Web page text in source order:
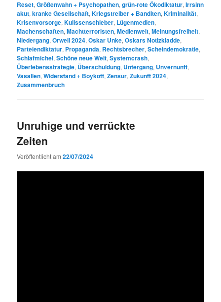
Reset,Größenwahn + Psychopathen,grün-rote Ökodiktatur,Irrsinn
akut,kranke Gesellschaft,Kriegstreiber + Banditen,Kriminalität,
Krisenvorsorge,Kulissenschieber, Lügenmedien,
Machenschaften,Machtterroristen,Medienwelt,Meinungsfreiheit,
Niedergang,Orwell 2024,Oskar Unke,Oskars Notizkladde,
Parteiendiktatur, Propaganda, Rechtsbrecher,Scheindemokratie,
Schlafmichel,Schöne neue Welt,Systemcrash,
Überlebensstrategie, Überschuldung, Untergang, Unvernunft,
Vasallen,Widerstand + Boykott,Zensur,Zukunft 2024,
Zusammenbruch
Unruhige und verrückte
Zeiten
Veröffentlicht am22/07/2024